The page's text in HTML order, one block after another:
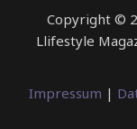
Copyright ©
Llifestyle
Impressum |